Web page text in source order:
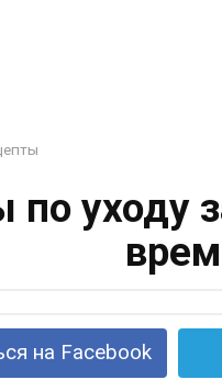
по уходу
на Facebook